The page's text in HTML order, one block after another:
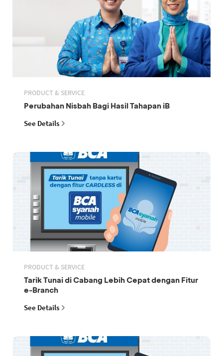
PRODUCT & SERVICE
Perubahan Nisbah Bagi Hasil Tahapan iB
See Details
PRODUCT & SERVICE
Tarik Tunai di Cabang Lebih Cepat dengan Fitur
e-Branch
See Details